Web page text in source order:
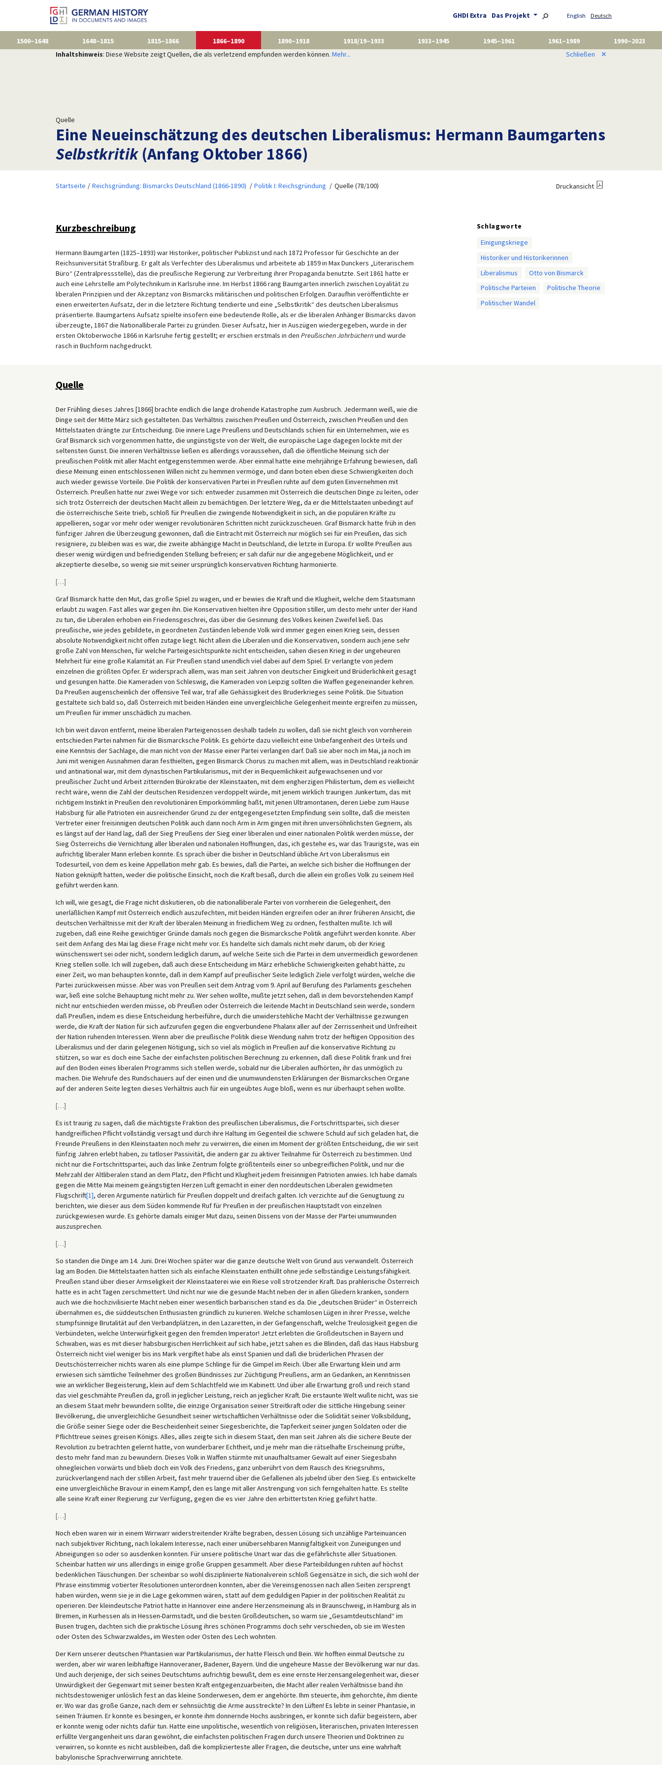
GHDI Extra Das Projekt English Deutsch
1500–1648 1648–1815 1815–1866 1866–1890 1890–1918 1918/19–1933 1933–1945 1945–1961 1961–1989
1990–2023
Inhaltshinweis: Diese Website zeigt Quellen, die als verletzend empfunden werden können. Mehr... Schließen ✕
Quelle
Eine Neueinschätzung des deutschen Liberalismus: Hermann Baumgartens
Selbstkritik(Anfang Oktober 1866)
Startseite Reichsgründung: Bismarcks Deutschland (1866-1890) Politik I: Reichsgründung Quelle (78/100) Druckansicht
Kurzbeschreibung
Hermann Baumgarten (1825–1893) war Historiker, politischer Publizist und nach 1872 Professor für Geschichte an der
Reichsuniversität Straßburg. Er galt als Verfechter des Liberalismus und arbeitete ab 1859 in Max Dunckers „Literarischem
Büro“ (Zentralpressstelle), das die preußische Regierung zur Verbreitung ihrer Propaganda benutzte. Seit 1861 hatte er
auch eine Lehrstelle am Polytechnikum in Karlsruhe inne. Im Herbst 1866 rang Baumgarten innerlich zwischen Loyalität zu
liberalen Prinzipien und der Akzeptanz von Bismarcks militärischen und politischen Erfolgen. Daraufhin veröffentlichte er
einen erweiterten Aufsatz, der in die letztere Richtung tendierte und eine „Selbstkritik“ des deutschen Liberalismus
präsentierte. Baumgartens Aufsatz spielte insofern eine bedeutende Rolle, als er die liberalen Anhänger Bismarcks davon
überzeugte, 1867 die Nationalliberale Partei zu gründen. Dieser Aufsatz, hier in Auszügen wiedergegeben, wurde in der
ersten Oktoberwoche 1866 in Karlsruhe fertig gestellt; er erschien erstmals in den Preußischen Jahrbüchernund wurde
rasch in Buchform nachgedruckt.
Schlagworte
Einigungskriege
Historiker und Historikerinnen
Liberalismus
Otto von Bismarck
Politische Parteien
Politische Theorie
Politischer Wandel
Quelle
Der Frühling dieses Jahres [1866] brachte endlich die lange drohende Katastrophe zum Ausbruch. Jedermann weiß, wie die
Dinge seit der Mitte März sich gestalteten. Das Verhältnis zwischen Preußen und Österreich, zwischen Preußen und den
Mittelstaaten drängte zur Entscheidung. Die innere Lage Preußens und Deutschlands schien für ein Unternehmen, wie es
Graf Bismarck sich vorgenommen hatte, die ungünstigste von der Welt, die europäische Lage dagegen lockte mit der
seltensten Gunst. Die inneren Verhältnisse ließen es allerdings voraussehen, daß die öffentliche Meinung sich der
preußischen Politik mit aller Macht entgegenstemmen werde. Aber einmal hatte eine mehrjährige Erfahrung bewiesen, daß
diese Meinung einen entschlossenen Willen nicht zu hemmen vermöge, und dann boten eben diese Schwierigkeiten doch
auch wieder gewisse Vorteile. Die Politik der konservativen Partei in Preußen ruhte auf dem guten Einvernehmen mit
Österreich. Preußen hatte nur zwei Wege vor sich: entweder zusammen mit Österreich die deutschen Dinge zu leiten, oder
sich trotz Österreich der deutschen Macht allein zu bemächtigen. Der letztere Weg, da er die Mittelstaaten unbedingt auf
die österreichische Seite trieb, schloß für Preußen die zwingende Notwendigkeit in sich, an die populären Kräfte zu
appellieren, sogar vor mehr oder weniger revolutionären Schritten nicht zurückzuscheuen. Graf Bismarck hatte früh in den
fünfziger Jahren die Überzeugung gewonnen, daß die Eintracht mit Österreich nur möglich sei für ein Preußen, das sich
resigniere, zu bleiben was es war, die zweite abhängige Macht in Deutschland, die letzte in Europa. Er wollte Preußen aus
dieser wenig würdigen und befriedigenden Stellung befreien; er sah dafür nur die angegebene Möglichkeit, und er
akzeptierte dieselbe, so wenig sie mit seiner ursprünglich konservativen Richtung harmonierte.
[…]
Graf Bismarck hatte den Mut, das große Spiel zu wagen, und er bewies die Kraft und die Klugheit, welche dem Staatsmann
erlaubt zu wagen. Fast alles war gegen ihn. Die Konservativen hielten ihre Opposition stiller, um desto mehr unter der Hand
zu tun, die Liberalen erhoben ein Friedensgeschrei, das über die Gesinnung des Volkes keinen Zweifel ließ. Das
preußische, wie jedes gebildete, in geordneten Zuständen lebende Volk wird immer gegen einen Krieg sein, dessen
absolute Notwendigkeit nicht offen zutage liegt. Nicht allein die Liberalen und die Konservativen, sondern auch jene sehr
große Zahl von Menschen, für welche Parteigesichtspunkte nicht entscheiden, sahen diesen Krieg in der ungeheuren
Mehrheit für eine große Kalamität an. Für Preußen stand unendlich viel dabei auf dem Spiel. Er verlangte von jedem
einzelnen die größten Opfer. Er widersprach allem, was man seit Jahren von deutscher Einigkeit und Brüderlichkeit gesagt
und gesungen hatte. Die Kameraden von Schleswig, die Kameraden von Leipzig sollten die Waffen gegeneinander kehren.
Da Preußen augenscheinlich der offensive Teil war, traf alle Gehässigkeit des Bruderkrieges seine Politik. Die Situation
gestaltete sich bald so, daß Österreich mit beiden Händen eine unvergleichliche Gelegenheit meinte ergreifen zu müssen,
um Preußen für immer unschädlich zu machen.
Ich bin weit davon entfernt, meine liberalen Parteigenossen deshalb tadeln zu wollen, daß sie nicht gleich von vornherein
entschieden Partei nahmen für die Bismarcksche Politik. Es gehörte dazu vielleicht eine Unbefangenheit des Urteils und
eine Kenntnis der Sachlage, die man nicht von der Masse einer Partei verlangen darf. Daß sie aber noch im Mai, ja noch im
Juni mit wenigen Ausnahmen daran festhielten, gegen Bismarck Chorus zu machen mit allem, was in Deutschland reaktionär
und antinational war, mit dem dynastischen Partikularismus, mit der in Bequemlichkeit aufgewachsenen und vor
preußischer Zucht und Arbeit zitternden Bürokratie der Kleinstaaten, mit dem engherzigen Philistertum, dem es vielleicht
recht wäre, wenn die Zahl der deutschen Residenzen verdoppelt würde, mit jenem wirklich traurigen Junkertum, das mit
richtigem Instinkt in Preußen den revolutionären Emporkömmling haßt, mit jenen Ultramontanen, deren Liebe zum Hause
Habsburg für alle Patrioten ein ausreichender Grund zu der entgegengesetzten Empfindung sein sollte, daß die meisten
Vertreter einer freisinnigen deutschen Politik auch dann noch Arm in Arm gingen mit ihren unversöhnlichsten Gegnern, als
es längst auf der Hand lag, daß der Sieg Preußens der Sieg einer liberalen und einer nationalen Politik werden müsse, der
Sieg Österreichs die Vernichtung aller liberalen und nationalen Hoffnungen, das, ich gestehe es, war das Traurigste, was ein
aufrichtig liberaler Mann erleben konnte. Es sprach über die bisher in Deutschland übliche Art von Liberalismus ein
Todesurteil, von dem es keine Appellation mehr gab. Es bewies, daß die Partei, an welche sich bisher die Hoffnungen der
Nation geknüpft hatten, weder die politische Einsicht, noch die Kraft besaß, durch die allein ein großes Volk zu seinem Heil
geführt werden kann.
Ich will, wie gesagt, die Frage nicht diskutieren, ob die nationalliberale Partei von vornherein die Gelegenheit, den
unerläßlichen Kampf mit Österreich endlich auszufechten, mit beiden Händen ergreifen oder an ihrer früheren Ansicht, die
deutschen Verhältnisse mit der Kraft der liberalen Meinung in friedlichem Weg zu ordnen, festhalten mußte. Ich will
zugeben, daß eine Reihe gewichtiger Gründe damals noch gegen die Bismarcksche Politik angeführt werden konnte. Aber
seit dem Anfang des Mai lag diese Frage nicht mehr vor. Es handelte sich damals nicht mehr darum, ob der Krieg
wünschenswert sei oder nicht, sondern lediglich darum, auf welche Seite sich die Partei in dem unvermeidlich gewordenen
Krieg stellen solle. Ich will zugeben, daß auch diese Entscheidung im März erhebliche Schwierigkeiten gehabt hätte, zu
einer Zeit, wo man behaupten konnte, daß in dem Kampf auf preußischer Seite lediglich Ziele verfolgt würden, welche die
Partei zurückweisen müsse. Aber was von Preußen seit dem Antrag vom 9. April auf Berufung des Parlaments geschehen
war, ließ eine solche Behauptung nicht mehr zu. Wer sehen wollte, mußte jetzt sehen, daß in dem bevorstehenden Kampf
nicht nur entschieden werden müsse, ob Preußen oder Österreich die leitende Macht in Deutschland sein werde, sondern
daß Preußen, indem es diese Entscheidung herbeiführe, durch die unwiderstehliche Macht der Verhältnisse gezwungen
werde, die Kraft der Nation für sich aufzurufen gegen die engverbundene Phalanx aller auf der Zerrissenheit und Unfreiheit
der Nation ruhenden Interessen. Wenn aber die preußische Politik diese Wendung nahm trotz der heftigen Opposition des
Liberalismus und der darin gelegenen Nötigung, sich so viel als möglich in Preußen auf die konservative Richtung zu
stützen, so war es doch eine Sache der einfachsten politischen Berechnung zu erkennen, daß diese Politik frank und frei
auf den Boden eines liberalen Programms sich stellen werde, sobald nur die Liberalen aufhörten, ihr das unmöglich zu
machen. Die Wehrufe des Rundschauers auf der einen und die unumwundensten Erklärungen der Bismarckschen Organe
auf der anderen Seite legten dieses Verhältnis auch für ein ungeübtes Auge bloß, wenn es nur überhaupt sehen wollte.
[…]
Es ist traurig zu sagen, daß die mächtigste Fraktion des preußischen Liberalismus, die Fortschrittspartei, sich dieser
handgreiflichen Pflicht vollständig versagt und durch ihre Haltung im Gegenteil die schwere Schuld auf sich geladen hat, die
Freunde Preußens in den Kleinstaaten noch mehr zu verwirren, die einen im Moment der größten Entscheidung, die wir seit
fünfzig Jahren erlebt haben, zu tatloser Passivität, die andern gar zu aktiver Teilnahme für Österreich zu bestimmen. Und
nicht nur die Fortschrittspartei, auch das linke Zentrum folgte größtenteils einer so unbegreiflichen Politik, und nur die
Mehrzahl der Altliberalen stand an dem Platz, den Pflicht und Klugheit jedem freisinnigen Patrioten anwies. Ich habe damals
gegen die Mitte Mai meinem geängstigten Herzen Luft gemacht in einer den norddeutschen Liberalen gewidmeten
Flugschrift[1], deren Argumente natürlich für Preußen doppelt und dreifach galten. Ich verzichte auf die Genugtuung zu
berichten, wie dieser aus dem Süden kommende Ruf für Preußen in der preußischen Hauptstadt von einzelnen
zurückgewiesen wurde. Es gehörte damals einiger Mut dazu, seinen Dissens von der Masse der Partei unumwunden
auszusprechen.
[…]
So standen die Dinge am 14. Juni. Drei Wochen später war die ganze deutsche Welt von Grund aus verwandelt. Österreich
lag am Boden. Die Mittelstaaten hatten sich als einfache Kleinstaaten enthüllt ohne jede selbständige Leistungsfähigkeit.
Preußen stand über dieser Armseligkeit der Kleinstaaterei wie ein Riese voll strotzender Kraft. Das prahlerische Österreich
hatte es in acht Tagen zerschmettert. Und nicht nur wie die gesunde Macht neben der in allen Gliedern kranken, sondern
auch wie die hochzivilisierte Macht neben einer wesentlich barbarischen stand es da. Die „deutschen Brüder“ in Österreich
übernahmen es, die süddeutschen Enthusiasten gründlich zu kurieren. Welche schamlosen Lügen in ihrer Presse, welche
stumpfsinnige Brutalität auf den Verbandplätzen, in den Lazaretten, in der Gefangenschaft, welche Treulosigkeit gegen die
Verbündeten, welche Unterwürfigkeit gegen den fremden Imperator! Jetzt erlebten die Großdeutschen in Bayern und
Schwaben, was es mit dieser habsburgischen Herrlichkeit auf sich habe, jetzt sahen es die Blinden, daß das Haus Habsburg
Österreich nicht viel weniger bis ins Mark vergiftet habe als einst Spanien und daß die brüderlichen Phrasen der
Deutschösterreicher nichts waren als eine plumpe Schlinge für die Gimpel im Reich. Über alle Erwartung klein und arm
erwiesen sich sämtliche Teilnehmer des großen Bündnisses zur Züchtigung Preußens, arm an Gedanken, an Kenntnissen
wie an wirklicher Begeisterung, klein auf dem Schlachtfeld wie im Kabinett. Und über alle Erwartung groß und reich stand
das viel geschmähte Preußen da, groß in jeglicher Leistung, reich an jeglicher Kraft. Die erstaunte Welt wußte nicht, was sie
an diesem Staat mehr bewundern sollte, die einzige Organisation seiner Streitkraft oder die sittliche Hingebung seiner
Bevölkerung, die unvergleichliche Gesundheit seiner wirtschaftlichen Verhältnisse oder die Solidität seiner Volksbildung,
die Größe seiner Siege oder die Bescheidenheit seiner Siegesberichte, die Tapferkeit seiner jungen Soldaten oder die
Pflichttreue seines greisen Königs. Alles, alles zeigte sich in diesem Staat, den man seit Jahren als die sichere Beute der
Revolution zu betrachten gelernt hatte, von wunderbarer Echtheit, und je mehr man die rätselhafte Erscheinung prüfte,
desto mehr fand man zu bewundern. Dieses Volk in Waffen stürmte mit unaufhaltsamer Gewalt auf einer Siegesbahn
ohnegleichen vorwärts und blieb doch ein Volk des Friedens, ganz unberührt von dem Rausch des Kriegsruhms,
zurückverlangend nach der stillen Arbeit, fast mehr trauernd über die Gefallenen als jubelnd über den Sieg. Es entwickelte
eine unvergleichliche Bravour in einem Kampf, den es lange mit aller Anstrengung von sich ferngehalten hatte. Es stellte
alle seine Kraft einer Regierung zur Verfügung, gegen die es vier Jahre den erbittertsten Krieg geführt hatte.
[…]
Noch eben waren wir in einem Wirrwarr widerstreitender Kräfte begraben, dessen Lösung sich unzählige Parteinuancen
nach subjektiver Richtung, nach lokalem Interesse, nach einer unübersehbaren Mannigfaltigkeit von Zuneigungen und
Abneigungen so oder so ausdenken konnten. Für unsere politische Unart war das die gefährlichste aller Situationen.
Scheinbar hatten wir uns allerdings in einige große Gruppen gesammelt. Aber diese Parteibildungen ruhten auf höchst
bedenklichen Täuschungen. Der scheinbar so wohl disziplinierte Nationalverein schloß Gegensätze in sich, die sich wohl der
Phrase einstimmig votierter Resolutionen unterordnen konnten, aber die Vereinsgenossen nach allen Seiten zersprengt
haben würden, wenn sie je in die Lage gekommen wären, statt auf dem geduldigen Papier in der politischen Realität zu
operieren. Der kleindeutsche Patriot hatte in Hannover eine andere Herzensmeinung als in Braunschweig, in Hamburg als in
Bremen, in Kurhessen als in Hessen-Darmstadt, und die besten Großdeutschen, so warm sie „Gesamtdeutschland“ im
Busen trugen, dachten sich die praktische Lösung ihres schönen Programms doch sehr verschieden, ob sie im Westen
oder Osten des Schwarzwaldes, im Westen oder Osten des Lech wohnten.
Der Kern unserer deutschen Phantasien war Partikularismus, der hatte Fleisch und Bein. Wir hofften einmal Deutsche zu
werden, aber wir waren leibhaftige Hannoveraner, Badener, Bayern. Und die ungeheure Masse der Bevölkerung war nur das.
Und auch derjenige, der sich seines Deutschtums aufrichtig bewußt, dem es eine ernste Herzensangelegenheit war, dieser
Unwürdigkeit der Gegenwart mit seiner besten Kraft entgegenzuarbeiten, die Macht aller realen Verhältnisse band ihn
nichtsdestoweniger unlöslich fest an das kleine Sonderwesen, dem er angehörte. Ihm steuerte, ihm gehorchte, ihm diente
er. Wo war das große Ganze, nach dem er sehnsüchtig die Arme ausstreckte? In den Lüften! Es lebte in seiner Phantasie, in
seinen Träumen. Er konnte es besingen, er konnte ihm donnernde Hochs ausbringen, er konnte sich dafür begeistern, aber
er konnte wenig oder nichts dafür tun. Hatte eine unpolitische, wesentlich von religiösen, literarischen, privaten Interessen
erfüllte Vergangenheit uns daran gewöhnt, die einfachsten politischen Fragen durch unsere Theorien und Doktrinen zu
verwirren, so konnte es nicht ausbleiben, daß die komplizierteste aller Fragen, die deutsche, unter uns eine wahrhaft
babylonische Sprachverwirrung anrichtete.